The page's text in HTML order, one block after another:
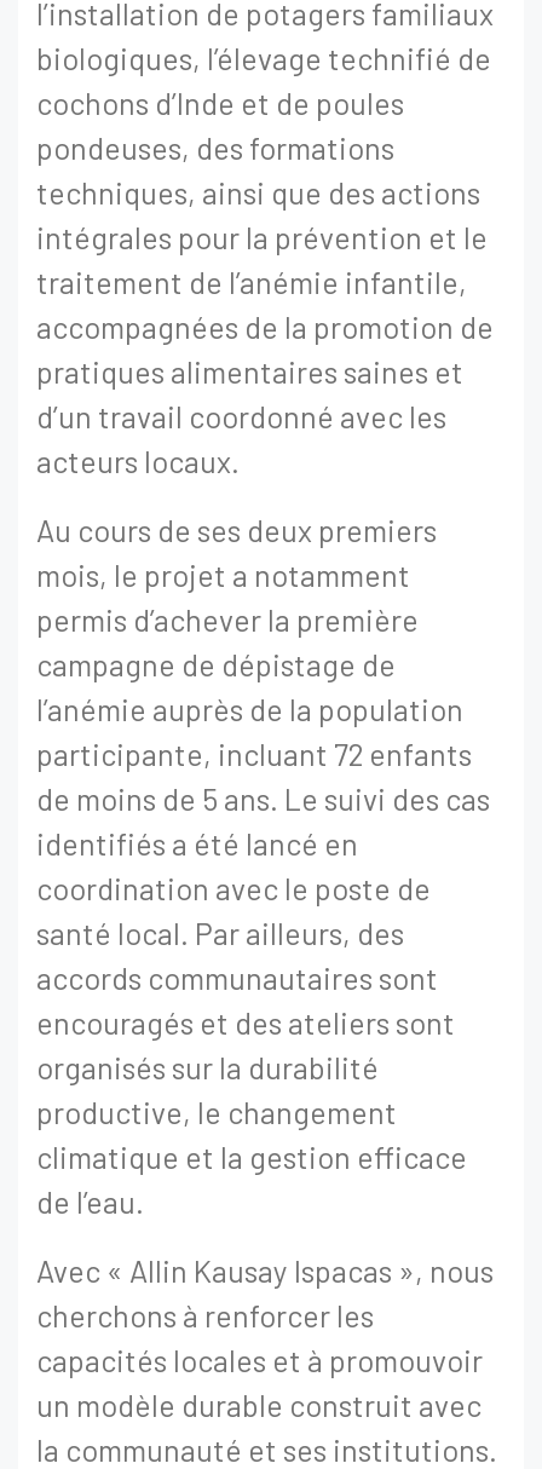
l’installation de potagers familiaux
biologiques, l’élevage technifié de
cochons d’Inde et de poules
pondeuses, des formations
techniques, ainsi que des actions
intégrales pour la prévention et le
traitement de l’anémie infantile,
accompagnées de la promotion de
pratiques alimentaires saines et
d’un travail coordonné avec les
acteurs locaux.
Au cours de ses deux premiers
mois, le projet a notamment
permis d’achever la première
campagne de dépistage de
l’anémie auprès de la population
participante, incluant 72 enfants
de moins de 5 ans. Le suivi des cas
identifiés a été lancé en
coordination avec le poste de
santé local. Par ailleurs, des
accords communautaires sont
encouragés et des ateliers sont
organisés sur la durabilité
productive, le changement
climatique et la gestion efficace
de l’eau.
Avec « Allin Kausay Ispacas », nous
cherchons à renforcer les
capacités locales et à promouvoir
un modèle durable construit avec
la communauté et ses institutions.